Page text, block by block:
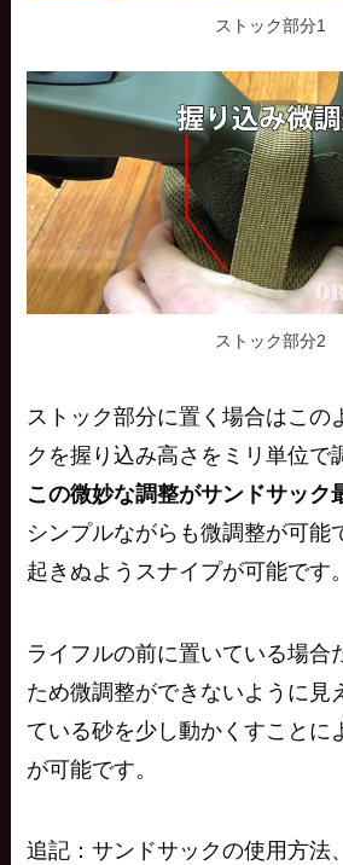
ストック部分1
ストック部分2
ストック部分に置く場合はこの
クを握り込み高さを ミリ単位で
この微妙な調整がサンドサック
シンプルながらも微調整が可能
起きぬようスナイプが可能です。
ライフルの前に置いている場合
ため微調整ができないように見
ている砂を少し動かくすことに
が可能です。
追記：サンドサックの使用方法